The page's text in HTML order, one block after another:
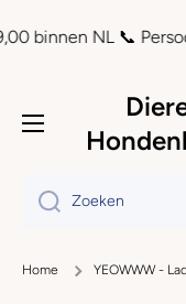
Doorgaan naar artikel
NL 📞
Zoeken
Home YEOWWW -